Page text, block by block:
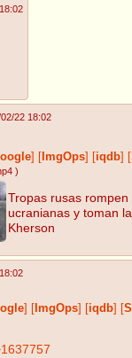
22 18:02
ImgOps iqdb
)
Tropas rusas rompen
ucranianas y toman
Kherson
ImgOps iqdb